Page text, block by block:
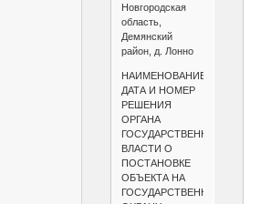
Новгородская
область,
Демянский
район, д. Лонно
НАИМЕНОВАНИЕ,
ДАТА И НОМЕР
РЕШЕНИЯ
ОРГАНА
ГОСУДАРСТВЕННОЙ
ВЛАСТИ О
ПОСТАНОВКЕ
ОБЪЕКТА НА
ГОСУДАРСТВЕННУЮ